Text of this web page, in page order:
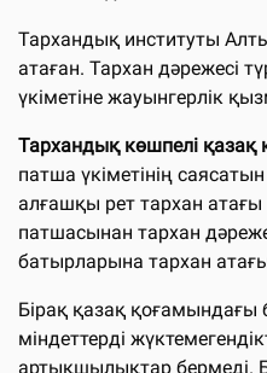
Тархандық институты
атаған. Тархан дәрежесі
үкіметіне жауынгерлік
Тархандық көшпелі
патша үкіметінің
алғашқы рет тархан
патшасынан тархан
батырларына тархан
Бірақ қазақ қоғамындағы
міндеттерді
артықшылықтар бермеді.